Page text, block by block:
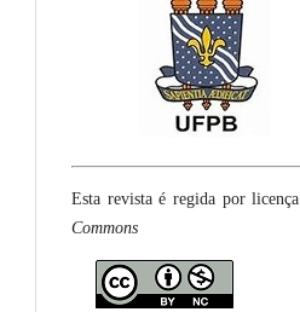
Esta revista é regida por licença
Commons